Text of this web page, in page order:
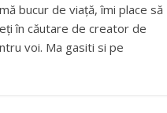
bucur de viață, îmi place să
în căutare de creator de
voi. Ma gasiti si pe